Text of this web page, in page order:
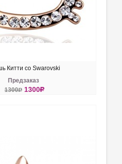
Китти со Swarovski
Предзаказ
1300R 1300R